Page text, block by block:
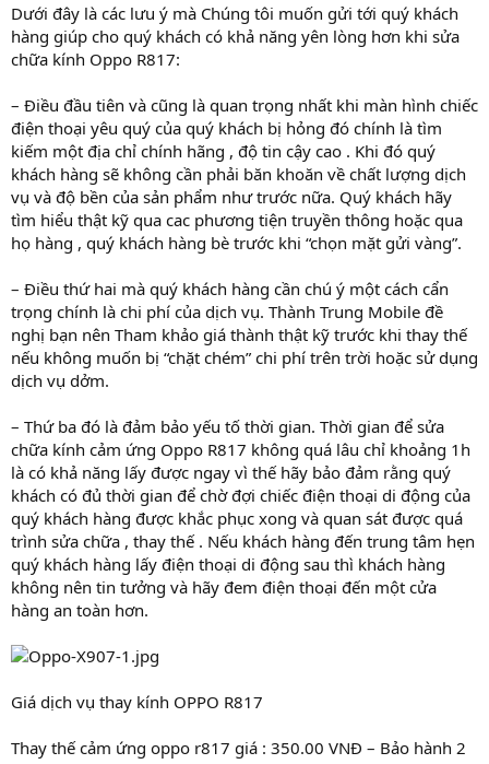
Dưới đây là các lưu ý mà Chúng tôi muốn gửi tới quý khách
hàng giúp cho quý khách có khả năng yên lòng hơn khi sửa
chữa kính Oppo R817:
– Điều đầu tiên và cũng là quan trọng nhất khi màn hình chiếc
điện thoại yêu quý của quý khách bị hỏng đó chính là tìm
kiếm một địa chỉ chính hãng , độ tin cậy cao . Khi đó quý
khách hàng sẽ không cần phải băn khoăn về chất lượng dịch
vụ và độ bền của sản phẩm như trước nữa. Quý khách hãy
tìm hiểu thật kỹ qua cac phương tiện truyền thông hoặc qua
họ hàng , quý khách hàng bè trước khi “chọn mặt gửi vàng”.
– Điều thứ hai mà quý khách hàng cần chú ý một cách cẩn
trọng chính là chi phí của dịch vụ. Thành Trung Mobile đề
nghị bạn nên Tham khảo giá thành thật kỹ trước khi thay thế
nếu không muốn bị “chặt chém” chi phí trên trời hoặc sử dụng
dịch vụ dởm.
– Thứ ba đó là đảm bảo yếu tố thời gian. Thời gian để sửa
chữa kính cảm ứng Oppo R817 không quá lâu chỉ khoảng 1h
là có khả năng lấy được ngay vì thế hãy bảo đảm rằng quý
khách có đủ thời gian để chờ đợi chiếc điện thoại di động của
quý khách hàng được khắc phục xong và quan sát được quá
trình sửa chữa , thay thế . Nếu khách hàng đến trung tâm hẹn
quý khách hàng lấy điện thoại di động sau thì khách hàng
không nên tin tưởng và hãy đem điện thoại đến một cửa
hàng an toàn hơn.
Giá dịch vụ thay kính OPPO R817
Thay thế cảm ứng oppo r817 giá : 350.00 VNĐ – Bảo hành 2